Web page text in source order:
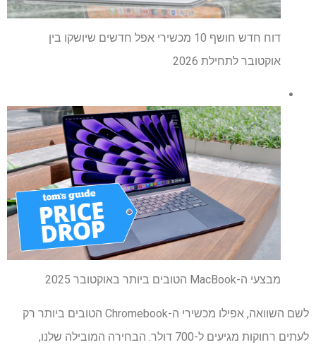
דוח חדש חושף 10 מכשירי אפל חדשים שיושקו בין
אוקטובר לתחילת 2026
מבצעי ה-MacBook הטובים ביותר באוקטובר 2025
לשם השוואה, אפילו מכשירי ה-Chromebook הטובים ביותר רק
לעתים רחוקות מגיעים ל-700 דולר. הבחירה המובילה שלנו,